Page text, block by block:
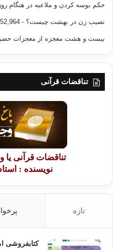
حکم بوسه کردن و ملاعبه در هنگام
نصیب زن در بهشت چیست؟ - 152,964 بازدید
بیست و هشت معجزه از معجزات
تناقضات قرآنی
تناقضات قرآنی
نویسنده :
تازه
کتابفروشی